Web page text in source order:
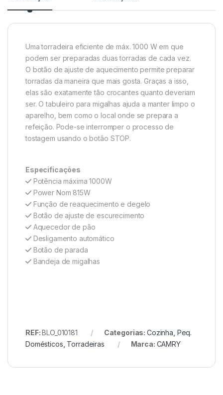
Uma torradeira eficiente de máx. 1000 W em que
podem ser preparadas duas torradas de cada vez.
O botão de ajuste de aquecimento permite preparar
torradas da maneira que mais gosta. Graças a isso,
elas são exatamente tão crocantes quanto deveriam
ser. O tabuleiro para migalhas ajuda a manter limpo o
aparelho, bem como o local onde se prepara a
refeição. Pode-se interromper o processo de
tostagem usando o botão STOP.
Especificações
Potência máxima 1000W
Power Nom 815W
Função de reaquecimento e degelo
Botão de ajuste de escurecimento
Aquecedor de pão
Desligamento automático
Botão de parada
Bandeja de migalhas
REF:BLO_010181 Categorias: Cozinha Peq.
Domésticos Torradeiras Marca: CAMRY